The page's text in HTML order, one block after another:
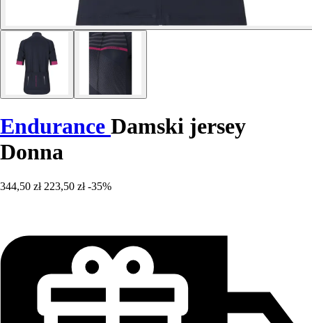
Endurance Damski jersey
Donna
344,50 zł 223,50 zł -35%